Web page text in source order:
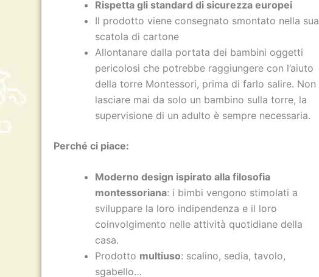
Rispetta gli standard di sicurezza europei
Il prodotto viene consegnato smontato nella sua
scatola di cartone
Allontanare dalla portata dei bambini oggetti
pericolosi che potrebbe raggiungere con l’aiuto
della torre Montessori, prima di farlo salire. Non
lasciare mai da solo un bambino sulla torre, la
supervisione di un adulto è sempre necessaria.
Perché ci piace:
Moderno design ispirato alla filosofia
montessoriana: i bimbi vengono stimolati a
sviluppare la loro indipendenza e il loro
coinvolgimento nelle attività quotidiane della
casa.
Prodotto multiuso: scalino, sedia, tavolo,
sgabello…